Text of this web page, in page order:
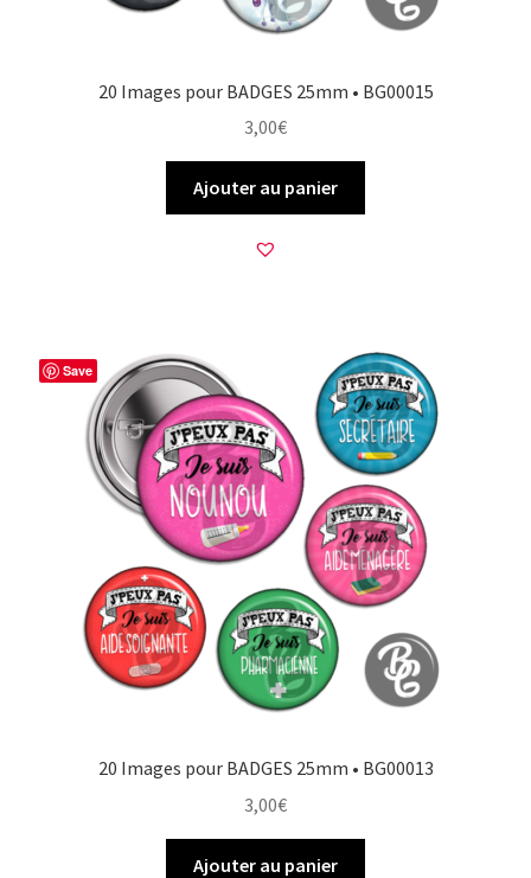
20 Images pour BADGES 25mm • BG00015
3,00€
Ajouter au panier
Save
20 Images pour BADGES 25mm • BG00013
3,00€
Ajouter au panier